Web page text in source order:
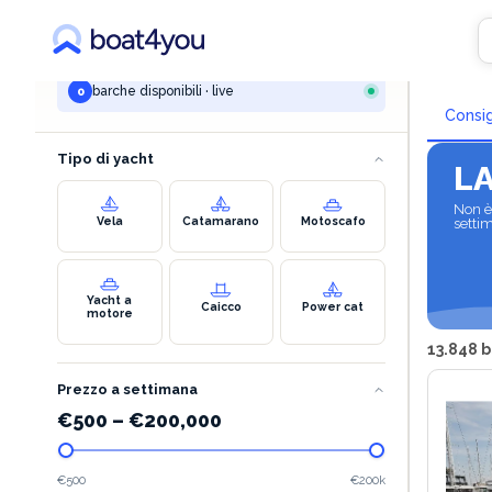
LA TUA RICERCA
marina pirovac
0 barche disponibili · live
Tipo di yacht
Vela Catamarano Motoscafo
Yacht a
motore
Caicco Power cat
Prezzo a settimana
€500 – €200,000
€500 €200k
Non
13.848